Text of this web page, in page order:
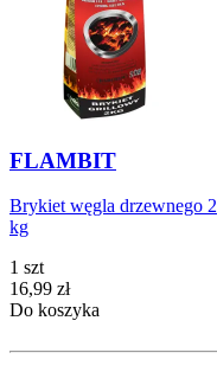
FLAMBIT
Brykiet węgla drzewnego 2
kg
1 szt
Cena
16,99 zł
Do koszyka